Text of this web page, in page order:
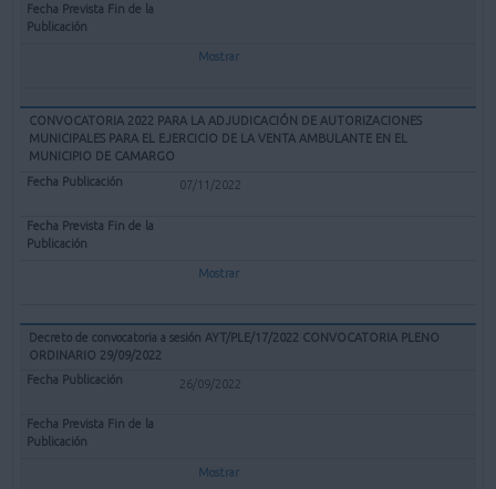
Mostrar
CONVOCATORIA 2022 PARA LA ADJUDICACIÓN DE AUTORIZACIONES
MUNICIPALES PARA EL EJERCICIO DE LA VENTA AMBULANTE EN EL
MUNICIPIO DE CAMARGO
07/11/2022
Mostrar
Decreto de convocatoria a sesión AYT/PLE/17/2022 CONVOCATORIA PLENO
ORDINARIO 29/09/2022
26/09/2022
Mostrar